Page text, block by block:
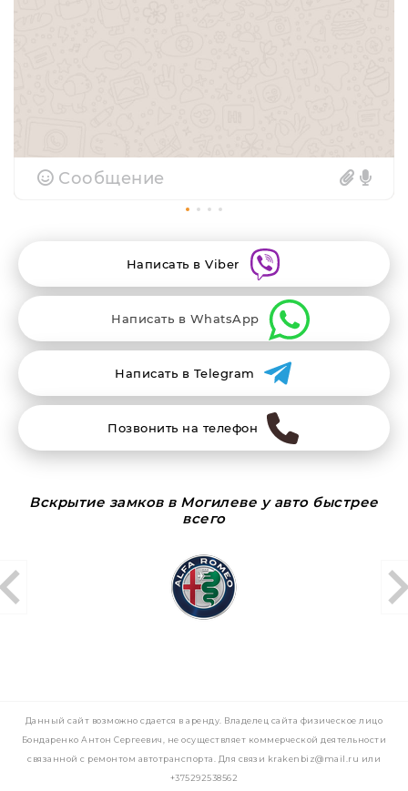
Сообщение
Написать в Viber
Написать в WhatsApp
Написать в Telegram
Позвонить на телефон
Вскрытие замков в Могилеве у авто быстрее
всего
Данный сайт возможно сдается в аренду. Владелец сайта физическое лицо
Бондаренко Антон Сергеевич, не осуществляет коммерческой деятельности
связанной с ремонтом автотранспорта. Для связи krakenbiz@mail.ru или
+375292538562